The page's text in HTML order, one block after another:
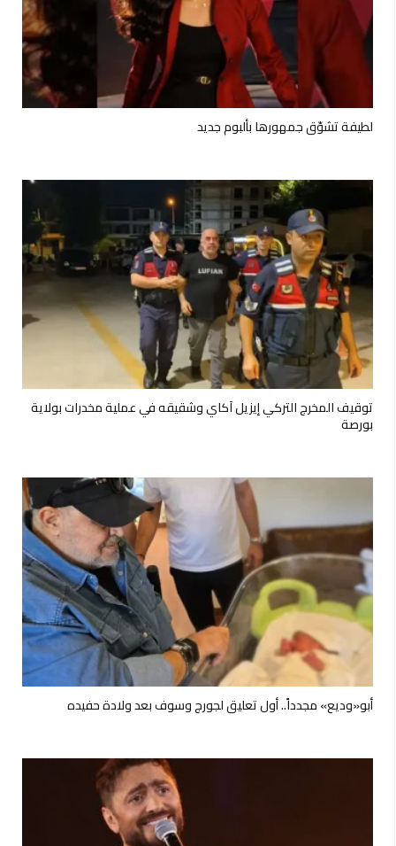
لطيفة تشوّق جمهورها بألبوم جديد
توقيف المخرج التركي إيزيل آكاي وشقيقه في عملية مخدرات بولاية
بورصة
أبو«وديع» مجدداً.. أول تعليق لجورج وسوف بعد ولادة حفيده